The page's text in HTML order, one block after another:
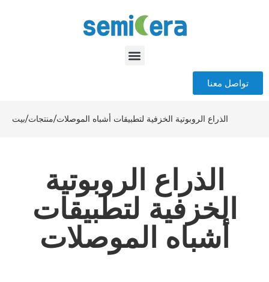
تواصل معنا
بيت/منتجات/الذراع الروبوتية الخزفية لتطبيقات أشباه الموصلات
الذراع الروبوتية
الخزفية لتطبيقات
أشباه الموصلات